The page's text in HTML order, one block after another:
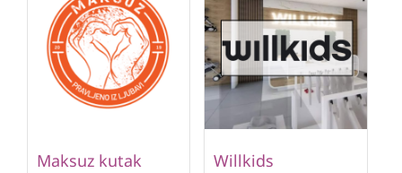
Maksuz kutak Willkids